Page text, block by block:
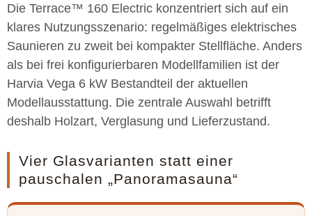
Die Terrace™ 160 Electric konzentriert sich auf ein
klares Nutzungsszenario: regelmäßiges elektrisches
Saunieren zu zweit bei kompakter Stellfläche. Anders
als bei frei konfigurierbaren Modellfamilien ist der
Harvia Vega 6 kW Bestandteil der aktuellen
Modellausstattung. Die zentrale Auswahl betrifft
deshalb Holzart, Verglasung und Lieferzustand.
Vier Glasvarianten statt einer
pauschalen „Panoramasauna“